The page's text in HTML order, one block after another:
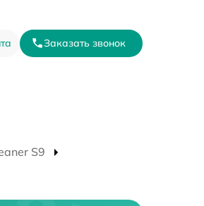
Заказать звонок
S9